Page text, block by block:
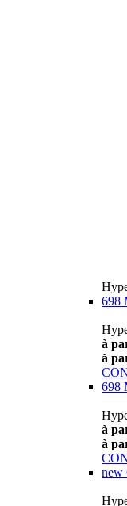
698
à
à
698
à
à
new